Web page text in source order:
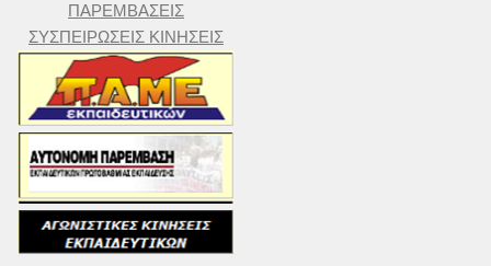
ΠΑΡΕΜΒΑΣΕΙΣ
ΣΥΣΠΕΙΡΩΣΕΙΣ ΚΙΝΗΣΕΙΣ